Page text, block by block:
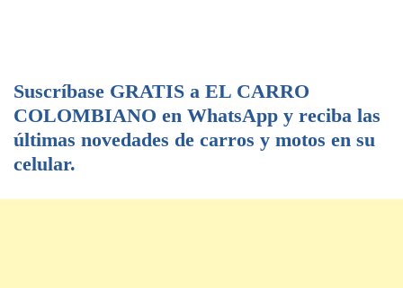
Suscríbase GRATIS a EL CARRO
COLOMBIANO en WhatsApp y reciba las
últimas novedades de carros y motos en su
celular.